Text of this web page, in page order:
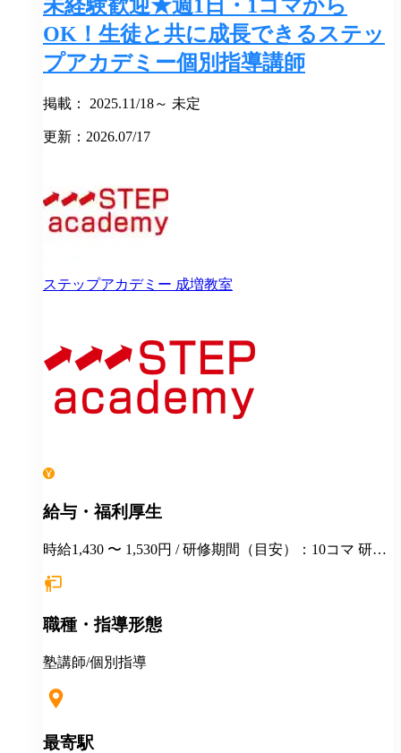
未経験歓迎★週1日・1コマから
OK！生徒と共に成長できるステッ
プアカデミー個別指導講師
掲載： 2025.11/18～ 未定
更新：2026.07/17
ステップアカデミー 成増教室
給与・福利厚生
時給1,430 〜 1,530円 / 研修期間（目安）：10コマ 研修
職種・指導形態
塾講師/個別指導
最寄駅